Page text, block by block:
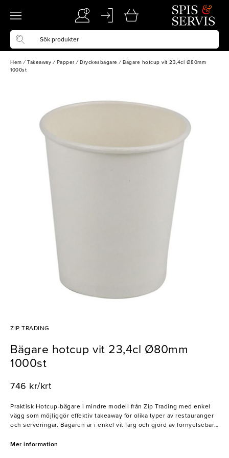
Hem / Takeaway / Papper / Dryckesbägare / Bägare hotcup vit 23,4cl Ø80mm
1000st
ZIP TRADING
Bägare hotcup vit 23,4cl Ø80mm
1000st
746 kr/krt
Praktisk Hotcup-bägare i mindre modell från Zip Trading med enkel
vägg som möjliggör effektiv takeaway för olika typer av restauranger
och serveringar. Bägaren är i enkel vit färg och gjord av förnyelsebar
varma drycker eller soppor!
Mer information